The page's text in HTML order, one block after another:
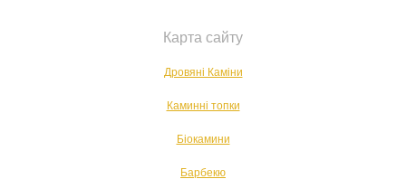
Карта сайту
Дровяні Каміни
Каминні топки
Біокамини
Барбекю